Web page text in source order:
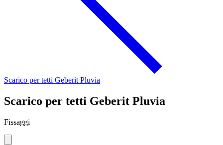
Scarico per tetti Geberit Pluvia
Scarico per tetti Geberit Pluvia
Fissaggi